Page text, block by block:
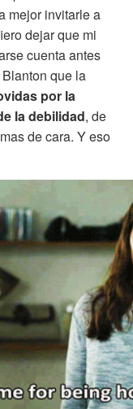
mejor invitarle a
dejar que mi
cuenta antes
que la
por la
la debilidad, de
de cara. Y eso